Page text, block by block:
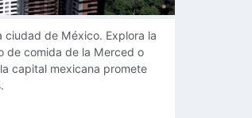
ciudad de México. Explora la
de comida de la Merced o
capital mexicana promete